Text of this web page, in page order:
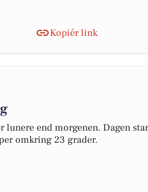
Kopiér link
end morgenen. Dagen
omkring 23 grader.